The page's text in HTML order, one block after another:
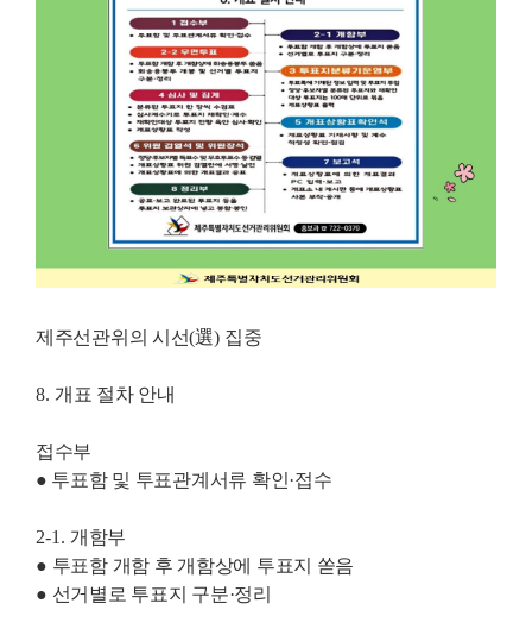
제주선관위의 시선(選) 집중
8. 개표 절차 안내
접수부
● 투표함 및 투표관계서류 확인·접수
2-1. 개함부
● 투표함 개함 후 개함상에 투표지 쏟음
● 선거별로 투표지 구분·정리